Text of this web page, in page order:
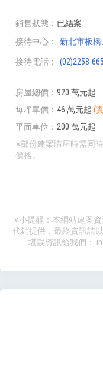
銷售狀態
已結案
接待中心
新北市板
接待電話 (02)2258-
房屋總價
920 萬元起
每坪單價
46 萬元起(
平面車位
200 萬元起
※部份建案購屋時需同
價格。
※小提醒：本網站建案
代銷提供，最終資訊請
堪誤資訊給我們：